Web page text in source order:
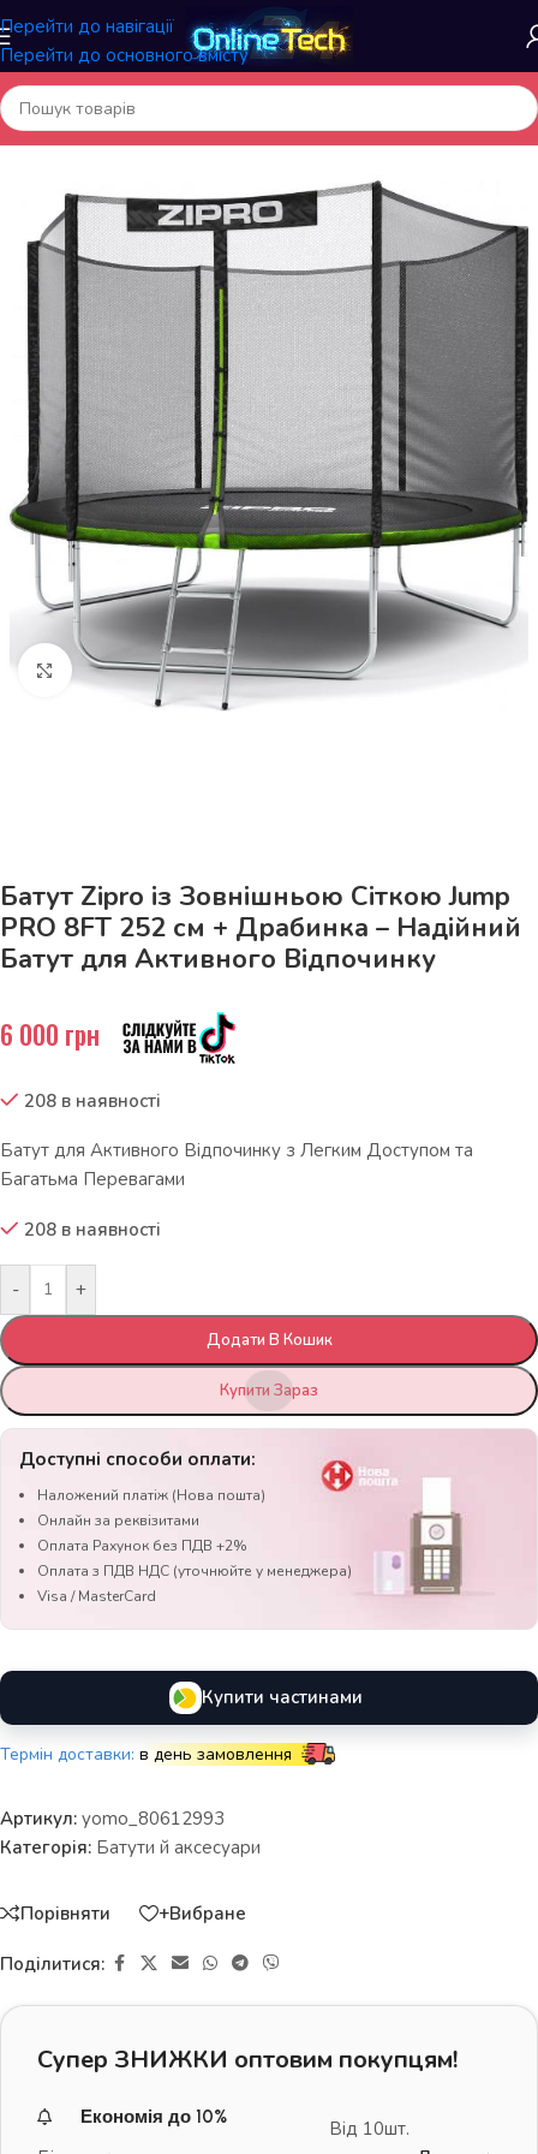
Перейти до навігації
Перейти до основного вмісту
Головна/Батути й аксесуари
Натисніть, щоб збільшити
Батут Zipro із Зовнішньою Сіткою Jump
PRO 8FT 252 см + Драбинка – Надійний
Батут для Активного Відпочинку
6 000 грн
208 в наявності
Батут для Активного Відпочинку з Легким Доступом та
Багатьма Перевагами
208 в наявності
- +
Додати В Кошик
Купити Зараз
Доступні способи оплати:
Наложений платіж (Нова пошта)
Онлайн за реквізитами
Оплата Рахунок без ПДВ +2%
Оплата з ПДВ НДС (уточнюйте у менеджера)
Visa / MasterCard
Купити частинами
Термін доставки: в день замовлення
Артикул: yomo_80612993
Категорія: Батути й аксесуари
Порівняти +Вибране
Поділитися:
Супер ЗНИЖКИ оптовим покупцям!
Економія до 10%
Від 10шт.